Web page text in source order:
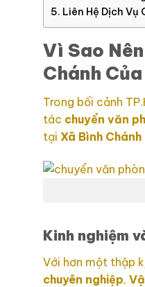
Liên Hệ Dịch Vụ
Vì Sao
Chánh
Trong bối cảnh
tác chuyển văn
tại Xã Bình Chánh
Kinh nghiệm
Với hơn một thập
chuyên nghiệp,